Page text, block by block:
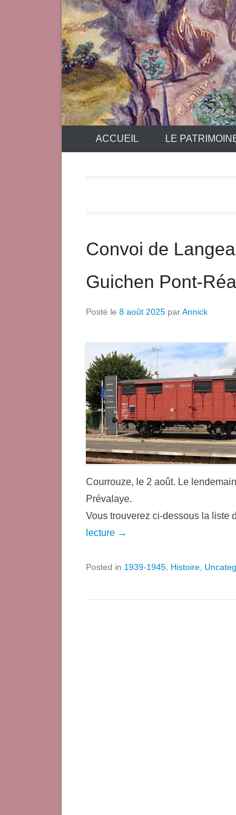
ACCUEIL LE
Convoi de
Guichen Pont-
Posté le 8 août 2025 parAnnick
Courrouze, le 2 août. Le
Prévalaye.
Vous trouverez ci-dessous la liste
lecture →
Posted in 1939-1945 Histoire